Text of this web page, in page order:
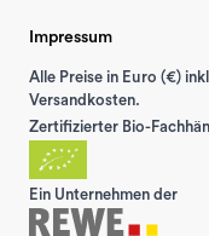
Impressum
Alle Preise in Euro (€)
Versandkosten.
Zertifizierter Bio-
Ein Unternehmen der